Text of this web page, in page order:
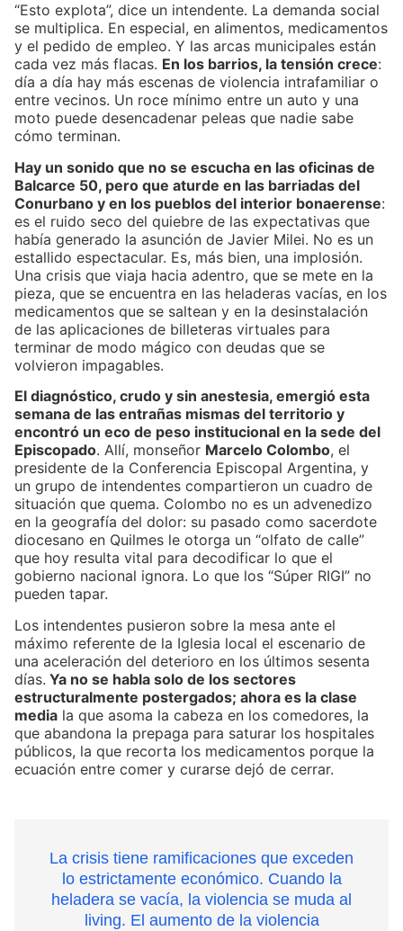
“Esto explota”, dice un intendente. La demanda social
se multiplica. En especial, en alimentos, medicamentos
y el pedido de empleo. Y las arcas municipales están
cada vez más flacas. En los barrios, la tensión crece:
día a día hay más escenas de violencia intrafamiliar o
entre vecinos. Un roce mínimo entre un auto y una
moto puede desencadenar peleas que nadie sabe
cómo terminan.
Hay un sonido que no se escucha en las oficinas de
Balcarce 50, pero que aturde en las barriadas del
Conurbano y en los pueblos del interior bonaerense:
es el ruido seco del quiebre de las expectativas que
había generado la asunción de Javier Milei. No es un
estallido espectacular. Es, más bien, una implosión.
Una crisis que viaja hacia adentro, que se mete en la
pieza, que se encuentra en las heladeras vacías, en los
medicamentos que se saltean y en la desinstalación
de las aplicaciones de billeteras virtuales para
terminar de modo mágico con deudas que se
volvieron impagables.
El diagnóstico, crudo y sin anestesia, emergió esta
semana de las entrañas mismas del territorio y
encontró un eco de peso institucional en la sede del
Episcopado. Allí, monseñor Marcelo Colombo, el
presidente de la Conferencia Episcopal Argentina, y
un grupo de intendentes compartieron un cuadro de
situación que quema. Colombo no es un advenedizo
en la geografía del dolor: su pasado como sacerdote
diocesano en Quilmes le otorga un “olfato de calle”
que hoy resulta vital para decodificar lo que el
gobierno nacional ignora. Lo que los “Súper RIGI” no
pueden tapar.
Los intendentes pusieron sobre la mesa ante el
máximo referente de la Iglesia local el escenario de
una aceleración del deterioro en los últimos sesenta
días. Ya no se habla solo de los sectores
estructuralmente postergados; ahora es la clase
media la que asoma la cabeza en los comedores, la
que abandona la prepaga para saturar los hospitales
públicos, la que recorta los medicamentos porque la
ecuación entre comer y curarse dejó de cerrar.
La crisis tiene ramificaciones que exceden
lo estrictamente económico. Cuando la
heladera se vacía, la violencia se muda al
living. El aumento de la violencia